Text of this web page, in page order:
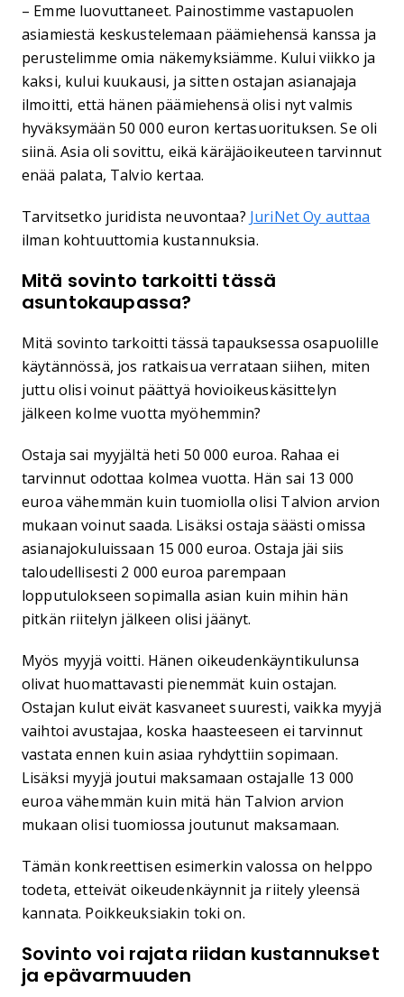
– Emme luovuttaneet. Painostimme vastapuolen
asiamiestä keskustelemaan päämiehensä kanssa ja
perustelimme omia näkemyksiämme. Kului viikko ja
kaksi, kului kuukausi, ja sitten ostajan asianajaja
ilmoitti, että hänen päämiehensä olisi nyt valmis
hyväksymään 50 000 euron kertasuorituksen. Se oli
siinä. Asia oli sovittu, eikä käräjäoikeuteen tarvinnut
enää palata, Talvio kertaa.
Tarvitsetko juridista neuvontaa? JuriNet Oy auttaa
ilman kohtuuttomia kustannuksia.
Mitä sovinto tarkoitti tässä
asuntokaupassa?
Mitä sovinto tarkoitti tässä tapauksessa osapuolille
käytännössä, jos ratkaisua verrataan siihen, miten
juttu olisi voinut päättyä hovioikeuskäsittelyn
jälkeen kolme vuotta myöhemmin?
Ostaja sai myyjältä heti 50 000 euroa. Rahaa ei
tarvinnut odottaa kolmea vuotta. Hän sai 13 000
euroa vähemmän kuin tuomiolla olisi Talvion arvion
mukaan voinut saada. Lisäksi ostaja säästi omissa
asianajokuluissaan 15 000 euroa. Ostaja jäi siis
taloudellisesti 2 000 euroa parempaan
lopputulokseen sopimalla asian kuin mihin hän
pitkän riitelyn jälkeen olisi jäänyt.
Myös myyjä voitti. Hänen oikeudenkäyntikulunsa
olivat huomattavasti pienemmät kuin ostajan.
Ostajan kulut eivät kasvaneet suuresti, vaikka myyjä
vaihtoi avustajaa, koska haasteeseen ei tarvinnut
vastata ennen kuin asiaa ryhdyttiin sopimaan.
Lisäksi myyjä joutui maksamaan ostajalle 13 000
euroa vähemmän kuin mitä hän Talvion arvion
mukaan olisi tuomiossa joutunut maksamaan.
Tämän konkreettisen esimerkin valossa on helppo
todeta, etteivät oikeudenkäynnit ja riitely yleensä
kannata. Poikkeuksiakin toki on.
Sovinto voi rajata riidan kustannukset
ja epävarmuuden